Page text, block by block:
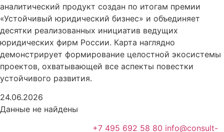
аналитический продукт создан по итогам премии
«Устойчивый юридический бизнес» и объединяет
десятки реализованных инициатив ведущих
юридических фирм России. Карта наглядно
демонстрирует формирование целостной экосистемы
проектов, охватывающей все аспекты повестки
устойчивого развития.
24.06.2026
Данные не найдены
+7 495 692 58 80 info@consult-